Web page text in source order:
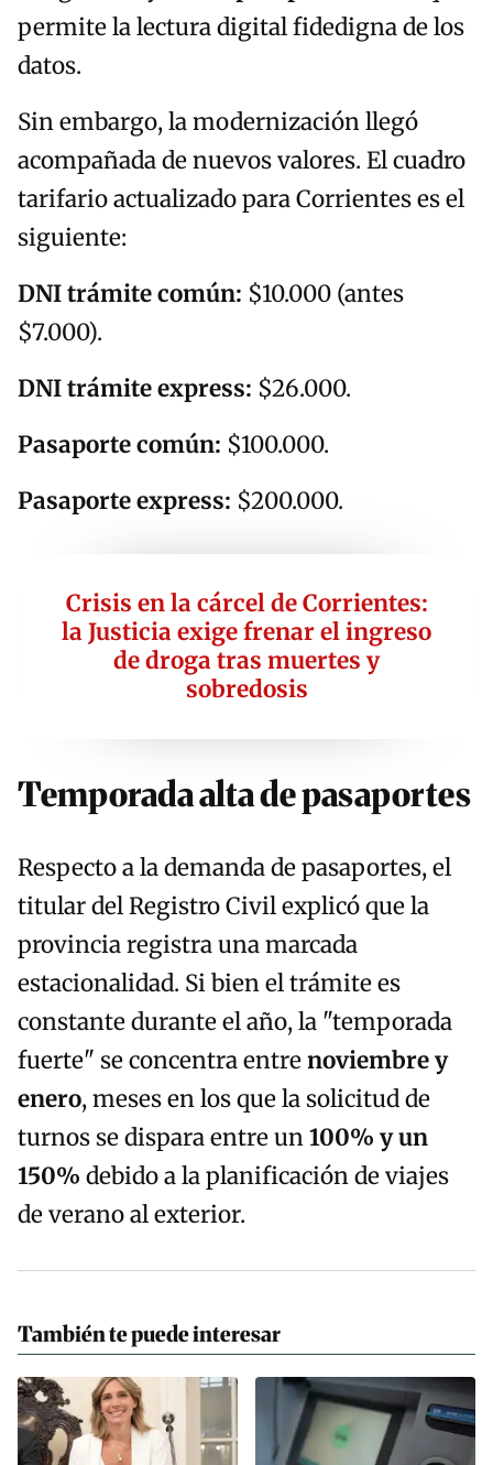
permite la lectura digital fidedigna de los
datos.
Sin embargo, la modernización llegó
acompañada de nuevos valores. El cuadro
tarifario actualizado para Corrientes es el
siguiente:
DNI trámite común: $10.000 (antes
$7.000).
DNI trámite express: $26.000.
Pasaporte común: $100.000.
Pasaporte express: $200.000.
Crisis en la cárcel de Corrientes:
la Justicia exige frenar el ingreso
de droga tras muertes y
sobredosis
Temporada alta de pasaportes
Respecto a la demanda de pasaportes, el
titular del Registro Civil explicó que la
provincia registra una marcada
estacionalidad. Si bien el trámite es
constante durante el año, la "temporada
fuerte" se concentra entrenoviembre y
enero, meses en los que la solicitud de
turnos se dispara entre un100% y un
150% debido a la planificación de viajes
de verano al exterior.
También te puede interesar